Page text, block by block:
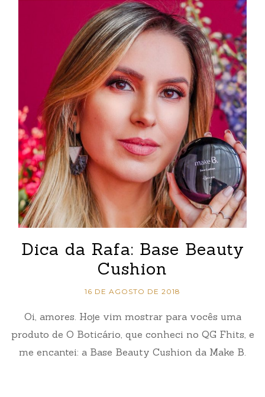
Dica da Rafa: Base Beauty
Cushion
16 DE AGOSTO DE 2018
Oi, amores. Hoje vim mostrar para vocês uma
produto de O Boticário, que conheci no QG Fhits, e
me encantei: a Base Beauty Cushion da Make B.